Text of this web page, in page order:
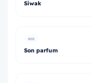
Siwak
#68
Son parfum